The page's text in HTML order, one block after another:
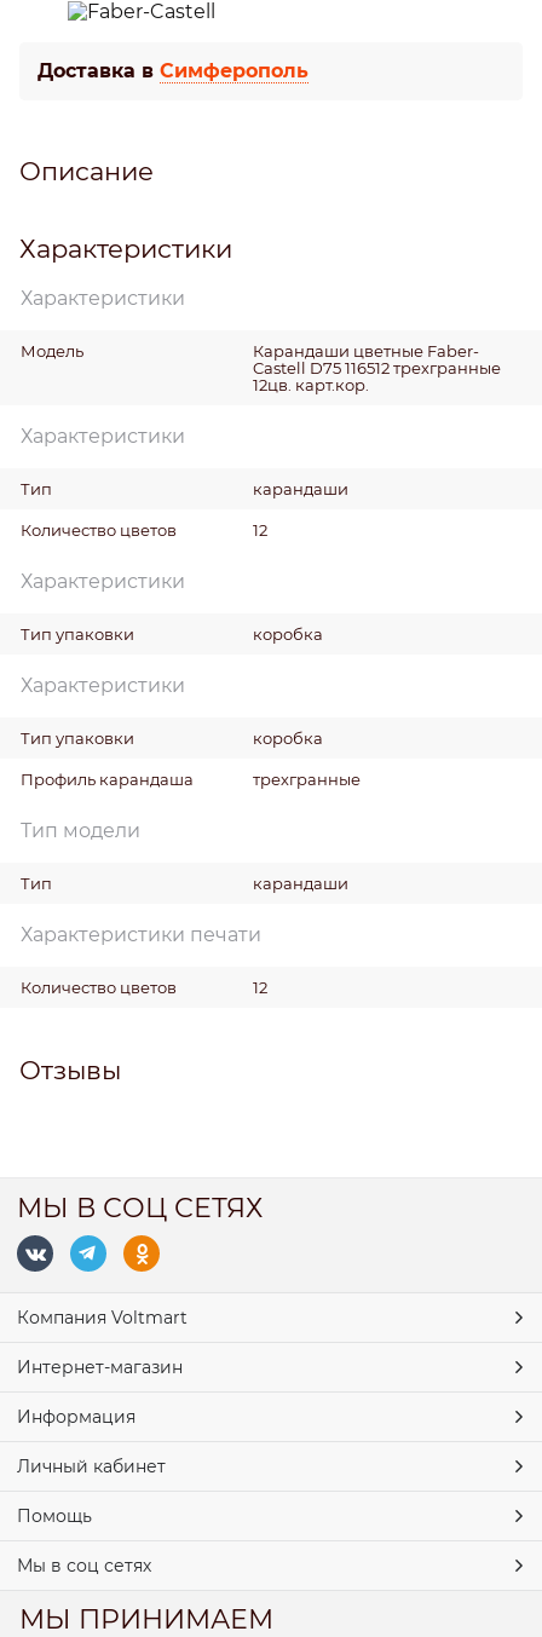
Доставка в Симферополь
Описание
Характеристики
Характеристики
Модель
Карандаши цветные Faber-
Castell D75 116512 трехгранные
12цв. карт.кор.
Характеристики
Тип карандаши
Количество цветов 12
Характеристики
Тип упаковки коробка
Характеристики
Тип упаковки коробка
Профиль карандаша трехгранные
Тип модели
Тип карандаши
Характеристики печати
Количество цветов 12
Отзывы
МЫ В СОЦ СЕТЯХ
Компания Voltmart
Интернет-магазин
Информация
Личный кабинет
Помощь
Мы в соц сетях
МЫ ПРИНИМАЕМ